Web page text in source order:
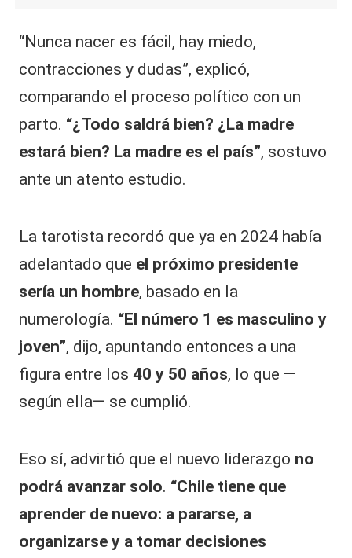
“Nunca nacer es fácil, hay miedo,
contracciones y dudas”, explicó,
comparando el proceso político con un
parto. “¿Todo saldrá bien? ¿La madre
estará bien? La madre es el país”, sostuvo
ante un atento estudio.
La tarotista recordó que ya en 2024 había
adelantado que el próximo presidente
sería un hombre, basado en la
numerología. “El número 1 es masculino y
joven”, dijo, apuntando entonces a una
figura entre los 40 y 50 años, lo que —
según ella— se cumplió.
Eso sí, advirtió que el nuevo liderazgo no
podrá avanzar solo. “Chile tiene que
aprender de nuevo: a pararse, a
organizarse y a tomar decisiones